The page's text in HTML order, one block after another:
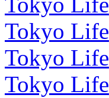
Tokyo Life
Tokyo Life
Tokyo Life